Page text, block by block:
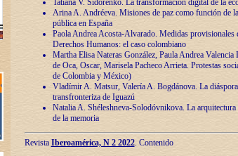
Tatiana V. Sidorenko. La transformación digital de la
Arina A. Andréeva. Misiones de paz como función de
pública en España
Paola Andrea Acosta-Alvarado. Medidas provisionales
Derechos Humanos: el caso colombiano
Martha Elisa Nateras González, Paula Andrea
de Oca, Oscar, Marisela Pacheco Arrieta. Protestas
de Colombia y México)
Vladímir A. Matsur, Valería A. Bogdánova. La diáspora
transfronteriza de Iguazú
Natalia A. Shéleshneva-Solodóvnikova. La arquitectura
de la memoria
Revista Iberoamérica, N 2 2022. Contenido